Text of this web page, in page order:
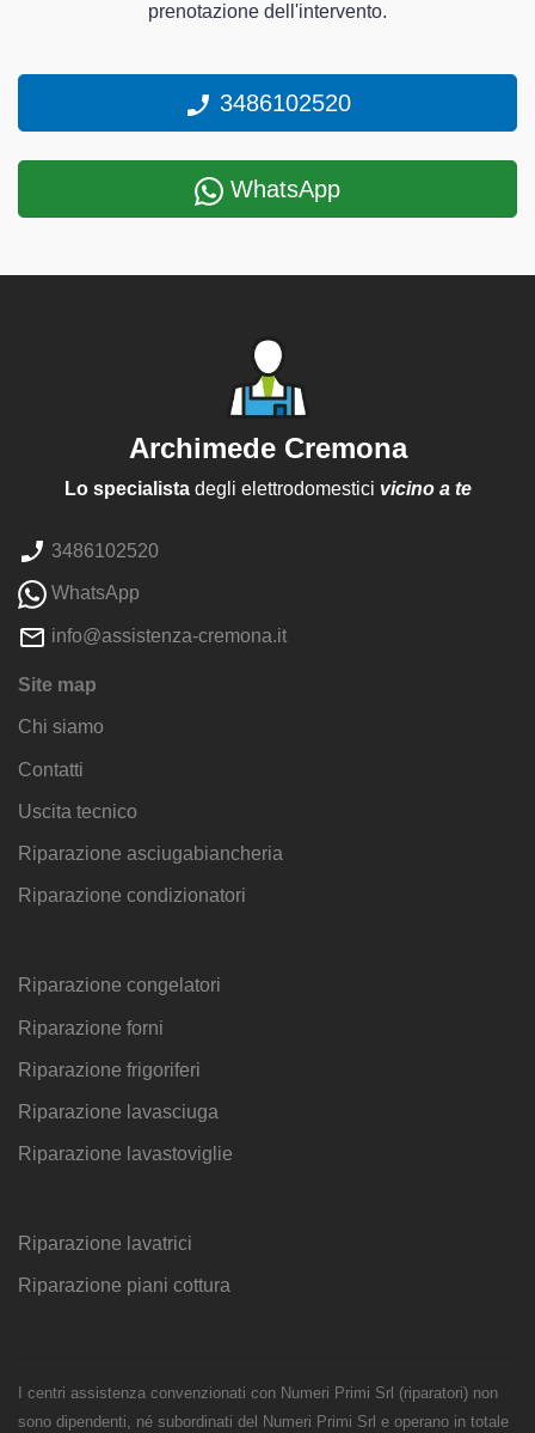
prenotazione dell'intervento.
3486102520
WhatsApp
Archimede Cremona
Lo specialistadegli elettrodomestici vicino a te
3486102520
WhatsApp
info@assistenza-cremona.it
Site map
Chi siamo
Contatti
Uscita tecnico
Riparazione asciugabiancheria
Riparazione condizionatori
Riparazione congelatori
Riparazione forni
Riparazione frigoriferi
Riparazione lavasciuga
Riparazione lavastoviglie
Riparazione lavatrici
Riparazione piani cottura
I centri assistenza convenzionati con Numeri Primi Srl (riparatori) non
sono dipendenti, né subordinati del Numeri Primi Srl e operano in totale